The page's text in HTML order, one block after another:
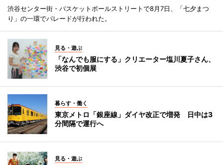
渋谷センター街・バスケットボールストリートで8月7日、「七夕まつ
り」の一環でパレードが行われた。
見る・遊ぶ
「なんでも服にする」クリエーター塩川夏子さん、
渋谷で初個展
暮らす・働く
東京メトロ「銀座線」ダイヤ改正で増発 日中は3
分間隔で運行へ
見る・遊ぶ